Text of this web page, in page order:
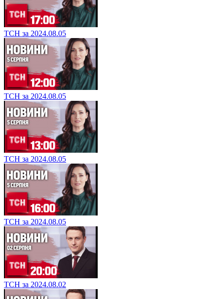
ТСН за 2024.08.05
ТСН за 2024.08.05
ТСН за 2024.08.05
ТСН за 2024.08.05
ТСН за 2024.08.02